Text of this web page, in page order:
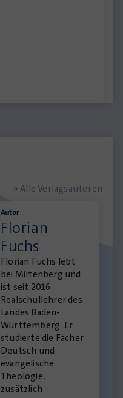
» Alle Verlagsautoren
Autor
Florian
Fuchs
Florian Fuchs lebt
bei Miltenberg und
ist seit 2016
Realschullehrer des
Landes Baden-
Württemberg. Er
studierte die Fächer
Deutsch und
evangelische
Theologie,
zusätzlich